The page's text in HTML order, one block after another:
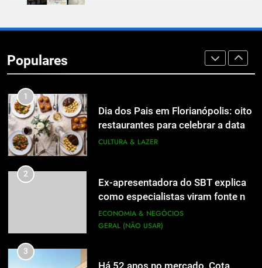
Populares
A 6ª edição do Prêmio ACI OCESC
de Jornalismo está com as
1
Dia dos Pais em Florianópolis: oito
restaurantes para celebrar a data
em família
CULTURA & LAZER
2
Ex-apresentadora do SBT explica
como especialistas viram fonte na
mídia
ECONOMIA & NEGÓCIOS
GERAL (NÃO USAR)
3